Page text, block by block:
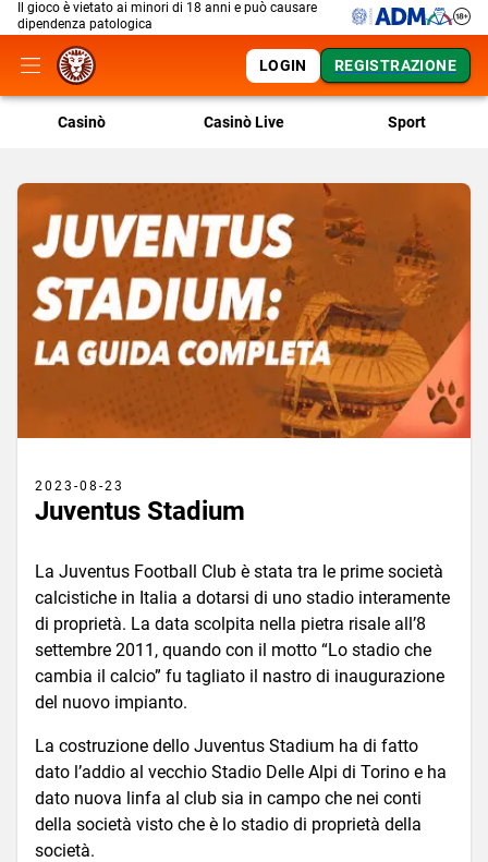
Il gioco è vietato ai minori di 18 anni e può causare
dipendenza patologica
LOGIN REGISTRAZIONE
Casinò Casinò Live Sport
2023-08-23
Juventus Stadium
La Juventus Football Club è stata tra le prime società
calcistiche in Italia a dotarsi di uno stadio interamente
di proprietà. La data scolpita nella pietra risale all’8
settembre 2011, quando con il motto “Lo stadio che
cambia il calcio” fu tagliato il nastro di inaugurazione
del nuovo impianto.
La costruzione dello Juventus Stadium ha di fatto
dato l’addio al vecchio Stadio Delle Alpi di Torino e ha
dato nuova linfa al club sia in campo che nei conti
della società visto che è lo stadio di proprietà della
società.